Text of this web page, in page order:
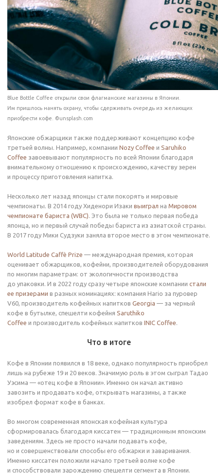
Blue Bottle Coffee открыли свои флагманские магазины в Японии.
Им пришлось нанять охрану, чтобы сдерживать очередь из желающих
приобрести кофе. ©unsplash.com
Японские обжарщики также поддерживают концепцию кофе
третьей волны. Например, компании Nozy Coffee и Saruhiko
Coffee завоевывают популярность по всей Японии благодаря
внимательному отношению к происхождению, качеству зерен
и процессу приготовления напитка.
Несколько лет назад японцы стали покорять и мировые
чемпионаты. В 2014 году Хиденори Изаки выиграл на Мировом
чемпионате бариста (WBC) . Это была не только первая победа
японца, но и первый случай победы бариста из азиатской страны.
В 2017 году Мики Судзуки заняла второе место в этом чемпионате.
World Latitude Caffè Prize — международная премия, которая
оценивает обжарщиков, кофейни, производителей оборудования
по многим параметрам: от экологичности производства
до упаковки. И в 2022 году сразу четыре японские компании стали
ее призерами в разных номинациях: компания Hario за пуровер
V60, производитель кофейных напитков Georgia — за черный
кофе в бутылке, спешелти кофейня Saruthiko
Coffee и производитель кофейных напитков INIC Coffee
Что в итоге
Кофе в Японии появился в 18 веке, однако популярность приобрел
лишь на рубеже 19 и 20 веков. Значимую роль в этом сыграл Тадао
Уэсима — «отец кофе в Японии». Именно он начал активно
завозить и продавать кофе, открывать магазины, а также
изобрел формат кофе в банках.
Во многом современная японская кофейная культура
сформировалась благодаря киссатен — традиционным японским
заведениям. Здесь не просто начали подавать кофе,
но и совершенствовали способы его обжарки и заваривания.
Именно киссатен положили начало третьей волне кофе
и способствовали зарождению спешелти сегмента в Японии.